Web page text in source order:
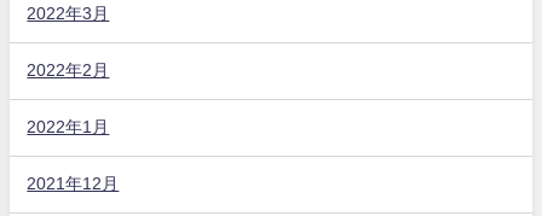
2022年3月
2022年2月
2022年1月
2021年12月